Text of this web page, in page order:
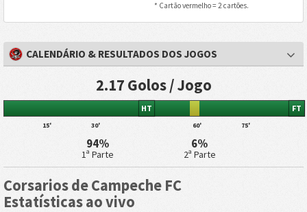
* Cartão vermelho = 2 cartões.
CALENDÁRIO & RESULTADOS DOS JOGOS
2.17 Golos / Jogo
15' 30'
HT
60' 75'
FT
94%
1ª Parte
6%
2ª Parte
Corsarios de Campeche FC
Estatísticas ao vivo